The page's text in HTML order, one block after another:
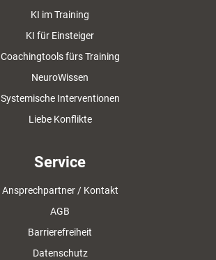
KI im Training
KI für Einsteiger
Coachingtools fürs Training
NeuroWissen
Systemische Interventionen
Liebe Konflikte
Service
Ansprechpartner / Kontakt
AGB
Barrierefreiheit
Datenschutz